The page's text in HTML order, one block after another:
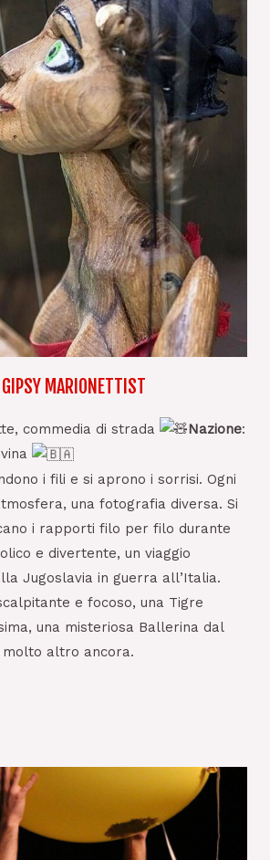
MARIONETTIST
commedia di strada Nazione:
i fili e si aprono i sorrisi. Ogni
una fotografia diversa. Si
i rapporti filo per filo durante
e divertente, un viaggio
Jugoslavia in guerra all’Italia.
e focoso, una Tigre
una misteriosa Ballerina dal
altro ancora.